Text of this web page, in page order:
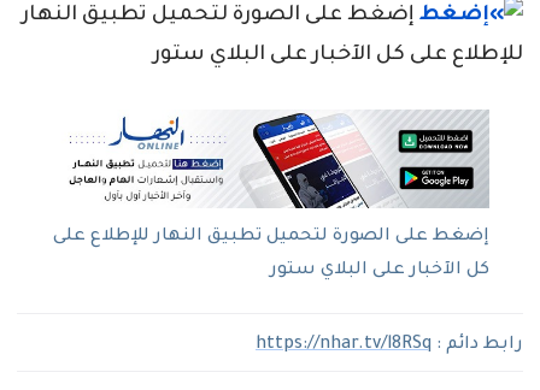
إضغط على الصورة لتحميل تطبيق النهار
للإطلاع على كل الآخبار على البلاي ستور
إضغط على الصورة لتحميل تطبيق النهار للإطلاع على
كل الآخبار على البلاي ستور
رابط دائم : https://nhar.tv/l8RSq